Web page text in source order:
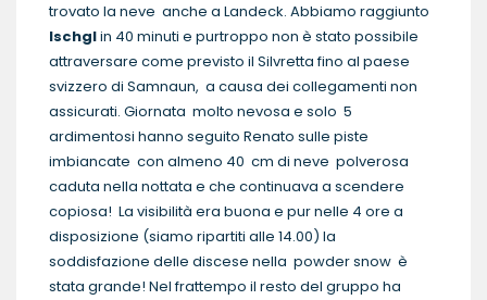
trovato la neve anche a Landeck. Abbiamo raggiunto
Ischglin 40 minuti e purtroppo non è stato possibile
attraversare come previsto il Silvretta fino al paese
svizzero di Samnaun, a causa dei collegamenti non
assicurati. Giornata molto nevosa e solo 5
ardimentosi hanno seguito Renato sulle piste
imbiancate con almeno 40 cm di neve polverosa
caduta nella nottata e che continuava a scendere
copiosa! La visibilità era buona e pur nelle 4 ore a
disposizione (siamo ripartiti alle 14.00) la
soddisfazione delle discese nella powder snow è
stata grande! Nel frattempo il resto del gruppo ha